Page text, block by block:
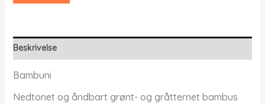
Beskrivelse
Bambuni
Nedtonet og åndbart grønt- og gråtternet bambus